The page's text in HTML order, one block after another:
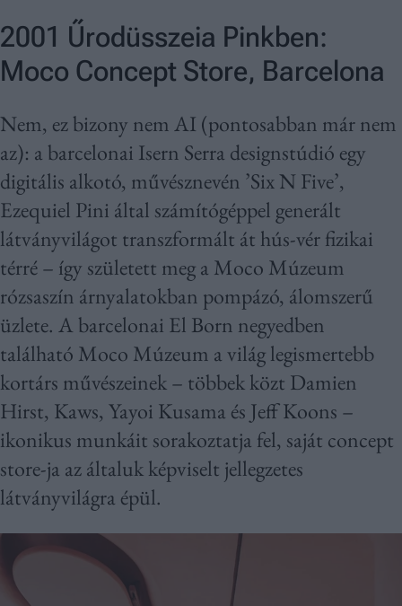
2001 Űrodüsszeia Pinkben:
Moco Concept Store, Barcelona
Nem, ez bizony nem AI (pontosabban már nem
az): a barcelonai Isern Serra designstúdió egy
digitális alkotó, művésznevén ’Six N Five’,
Ezequiel Pini által számítógéppel generált
látványvilágot transzformált át hús-vér fizikai
térré – így született meg a Moco Múzeum
rózsaszín árnyalatokban pompázó, álomszerű
üzlete. A barcelonai El Born negyedben
található Moco Múzeum a világ legismertebb
kortárs művészeinek – többek közt Damien
Hirst, Kaws, Yayoi Kusama és Jeff Koons –
ikonikus munkáit sorakoztatja fel, saját concept
store-ja az általuk képviselt jellegzetes
látványvilágra épül.